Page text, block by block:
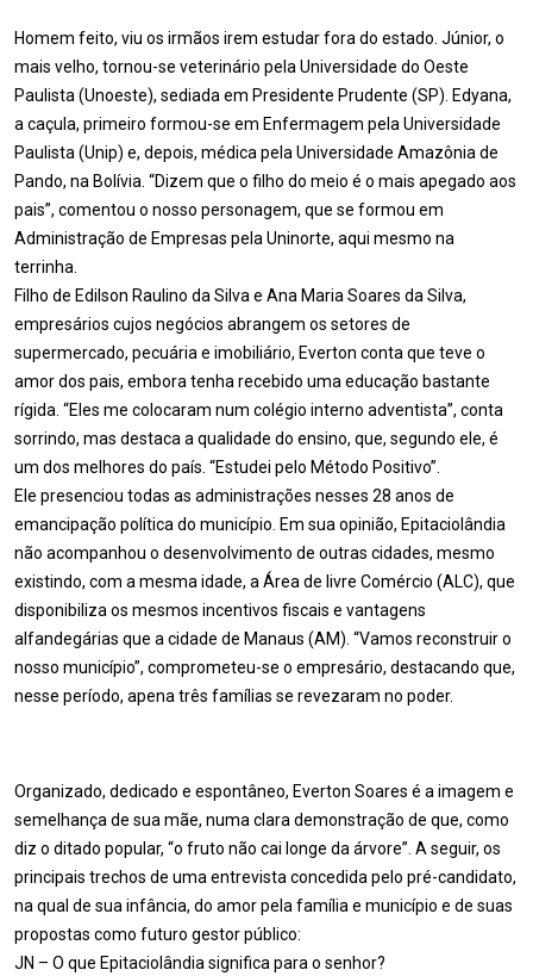
Homem feito, viu os irmãos irem estudar fora do estado. Júnior, o
mais velho, tornou-se veterinário pela Universidade do Oeste
Paulista (Unoeste), sediada em Presidente Prudente (SP). Edyana,
a caçula, primeiro formou-se em Enfermagem pela Universidade
Paulista (Unip) e, depois, médica pela Universidade Amazônia de
Pando, na Bolívia. “Dizem que o filho do meio é o mais apegado aos
pais”, comentou o nosso personagem, que se formou em
Administração de Empresas pela Uninorte, aqui mesmo na
terrinha.
Filho de Edilson Raulino da Silva e Ana Maria Soares da Silva,
empresários cujos negócios abrangem os setores de
supermercado, pecuária e imobiliário, Everton conta que teve o
amor dos pais, embora tenha recebido uma educação bastante
rígida. “Eles me colocaram num colégio interno adventista”, conta
sorrindo, mas destaca a qualidade do ensino, que, segundo ele, é
um dos melhores do país. “Estudei pelo Método Positivo”.
Ele presenciou todas as administrações nesses 28 anos de
emancipação política do município. Em sua opinião, Epitaciolândia
não acompanhou o desenvolvimento de outras cidades, mesmo
existindo, com a mesma idade, a Área de livre Comércio (ALC), que
disponibiliza os mesmos incentivos fiscais e vantagens
alfandegárias que a cidade de Manaus (AM). “Vamos reconstruir o
nosso município”, comprometeu-se o empresário, destacando que,
nesse período, apena três famílias se revezaram no poder.
Organizado, dedicado e espontâneo, Everton Soares é a imagem e
semelhança de sua mãe, numa clara demonstração de que, como
diz o ditado popular, “o fruto não cai longe da árvore”. A seguir, os
principais trechos de uma entrevista concedida pelo pré-candidato,
na qual de sua infância, do amor pela família e município e de suas
propostas como futuro gestor público:
JN – O que Epitaciolândia significa para o senhor?